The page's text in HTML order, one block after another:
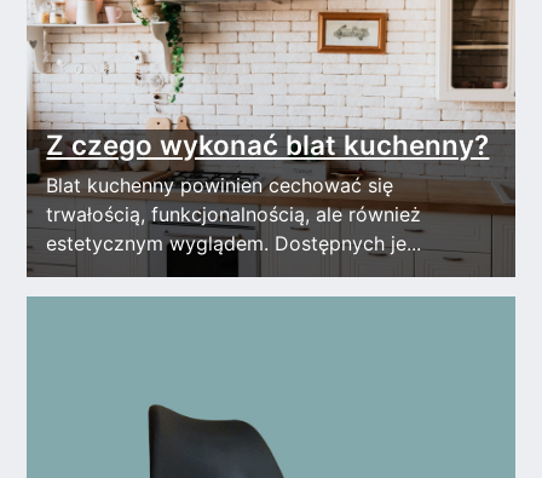
Z czego wykonać blat kuchenny?
Blat kuchenny powinien cechować się
trwałością, funkcjonalnością, ale również
estetycznym wyglądem. Dostępnych je...